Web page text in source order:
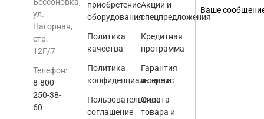
Бессоновка,
ул.
Нагорная,
стр.
12Г/7
Телефон:
8-800-
250-38-
60
приобретение
оборудования
Политика
качества
Политика
конфиденциальности
Пользовательское
соглашение
Акции и
спецпредложения
Кредитная
программа
Гарантия
и сервис
Оплата
товара и